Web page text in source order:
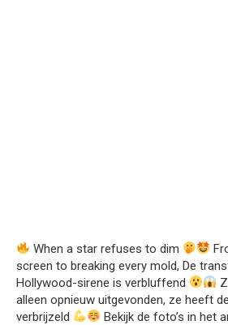
When a star refuses to dim
screen to breaking every mold, De
Hollywood-sirene is verbluffend
alleen opnieuw uitgevonden, ze heeft
verbrijzeld
Bekijk de foto’s in het